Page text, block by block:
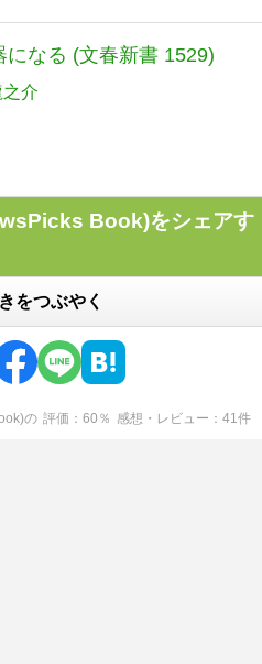
になる (文春新書 1529)
介
Book)をシェアす
をつぶやく
の 評価 60 ％ 感想・レビュー 41件